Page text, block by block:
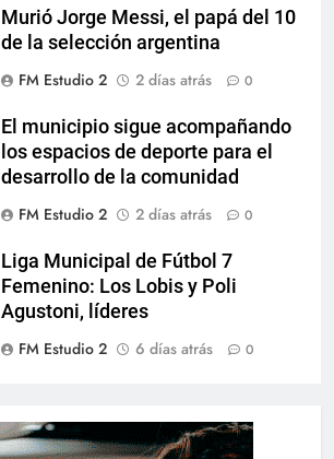
Murió Jorge Messi, el papá del 10
de la selección argentina
FM Estudio 2
2 días atrás 0
El municipio sigue acompañando
los espacios de deporte para el
desarrollo de la comunidad
FM Estudio 2
2 días atrás 0
Liga Municipal de Fútbol 7
Femenino: Los Lobis y Poli
Agustoni, líderes
FM Estudio 2
6 días atrás 0